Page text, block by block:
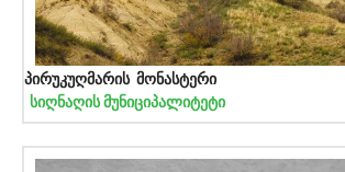
პირუკუღმარის მონასტერი
სიღნაღის მუნიციპალიტეტი